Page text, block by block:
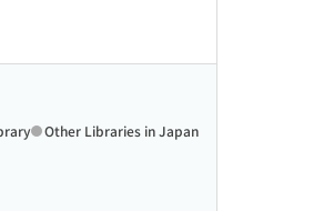
Other Libraries in Japan